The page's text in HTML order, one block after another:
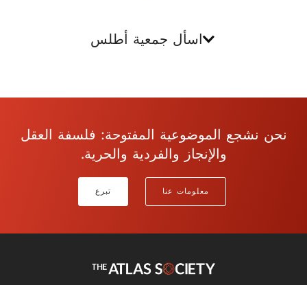
اسأل جمعية أطلس
نحن نشجع الموضوعية المفتوحة: فلسفة العقل
والإنجاز والفردية والحرية.
معلومات عنا تبرع